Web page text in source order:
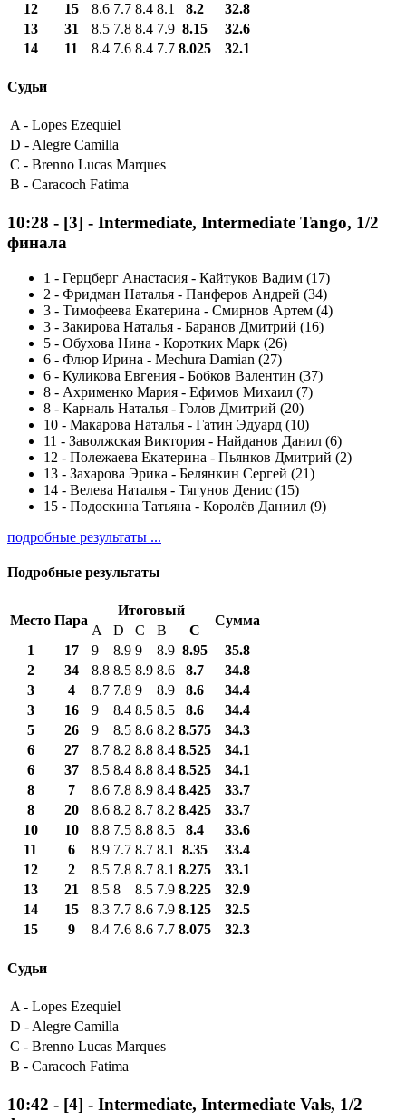
12
15 8.6 7.7 8.4 8.1 8.2
32.8
13
31 8.5 7.8 8.4 7.9 8.15
32.6
14
11 8.4 7.6 8.4 7.7 8.025 32.1
Судьи
A - Lopes Ezequiel
D - Alegre Camilla
C - Brenno Lucas Marques
B - Caracoch Fatima
10:28 - [3] - Intermediate, Intermediate Tango, 1/2
финала
1 - Герцберг Анастасия - Кайтуков Вадим (17)
2 - Фридман Наталья - Панферов Андрей (34)
3 - Тимофеева Екатерина - Смирнов Артем (4)
3 - Закирова Наталья - Баранов Дмитрий (16)
5 - Обухова Нина - Коротких Марк (26)
6 - Флюр Ирина - Mechura Damian (27)
6 - Куликова Евгения - Бобков Валентин (37)
8 - Ахрименко Мария - Ефимов Михаил (7)
8 - Карналь Наталья - Голов Дмитрий (20)
10 - Макарова Наталья - Гатин Эдуард (10)
11 - Заволжская Виктория - Найданов Данил (6)
12 - Полежаева Екатерина - Пьянков Дмитрий (2)
13 - Захарова Эрика - Белянкин Сергей (21)
14 - Велева Наталья - Тягунов Денис (15)
15 - Подоскина Татьяна - Королёв Даниил (9)
подробные результаты ...
Подробные результаты
Место Пара
Итоговый
Сумма
A D C B
С
1
17 9 8.9 9 8.9 8.95
35.8
2
34 8.8 8.5 8.9 8.6 8.7
34.8
3
4 8.7 7.8 9 8.9 8.6
34.4
3
16 9 8.4 8.5 8.5 8.6
34.4
5
26 9 8.5 8.6 8.2 8.575
34.3
6
27 8.7 8.2 8.8 8.4 8.525
34.1
6
37 8.5 8.4 8.8 8.4 8.525
34.1
8
7 8.6 7.8 8.9 8.4 8.425
33.7
8
20 8.6 8.2 8.7 8.2 8.425
33.7
10
10 8.8 7.5 8.8 8.5 8.4
33.6
11
6 8.9 7.7 8.7 8.1 8.35
33.4
12
2 8.5 7.8 8.7 8.1 8.275
33.1
13
21 8.5 8 8.5 7.9 8.225
32.9
14
15 8.3 7.7 8.6 7.9 8.125
32.5
15
9 8.4 7.6 8.6 7.7 8.075 32.3
Судьи
A - Lopes Ezequiel
D - Alegre Camilla
C - Brenno Lucas Marques
B - Caracoch Fatima
10:42 - [4] - Intermediate, Intermediate Vals, 1/2